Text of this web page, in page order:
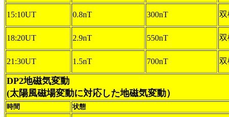
15:10UT 0.8nT 300nT 双
18:20UT 2.9nT 550nT 双
21:30UT 1.5nT 700nT 双
DP2地磁気変動
(太陽風磁場変動に対応した地磁気変動）
時間 状態